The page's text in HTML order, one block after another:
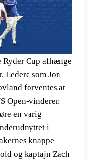
Cup afhænge
Ledere som Jon
forventes at
Open-vinderen
en varig
i
knappe
og kaptajn Zach